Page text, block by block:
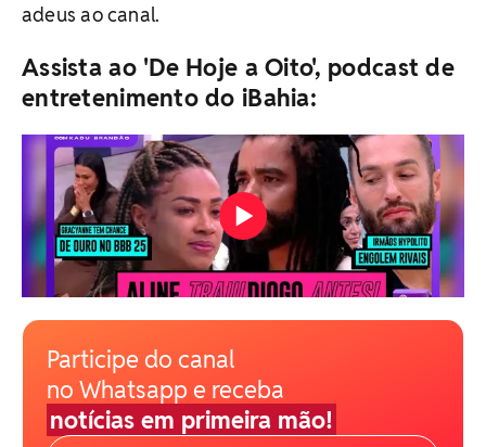
adeus ao canal.
Assista ao 'De Hoje a Oito', podcast de
entretenimento do iBahia:
Participe do canal
no Whatsapp e receba
notícias em primeira mão!